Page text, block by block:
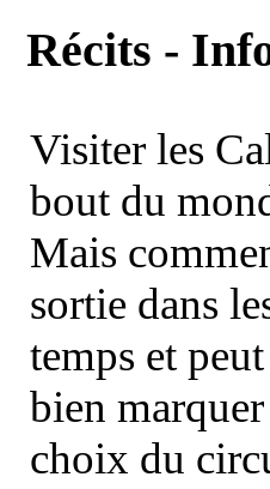
Récits -
Visiter les
bout du
Mais
sortie dans
temps et
bien
choix du